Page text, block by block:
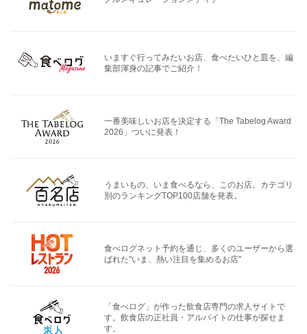
いますぐ行ってみたいお店、食べたいひと皿を、編
集部渾身の記事でご紹介！
一番美味しいお店を決定する「The Tabelog Award
2026」ついに発表！
うまいもの、いま食べるなら、このお店。カテゴリ
別のランキングTOP100店舗を発表。
食べログネット予約を通じ、多くのユーザーから選
ばれた"いま、熱い注目を集めるお店"
「食べログ」が作った飲食店専門の求人サイトで
す。飲食店の正社員・アルバイトの仕事が探せま
す。